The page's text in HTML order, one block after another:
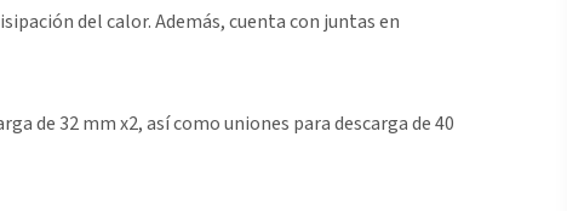
del calor. Además, cuenta con juntas en
de 32 mm x2, así como uniones para descarga de 40